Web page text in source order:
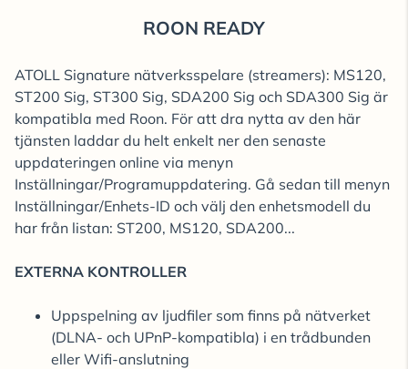
ROON READY
ATOLL Signature nätverksspelare (streamers): MS120,
ST200 Sig, ST300 Sig, SDA200 Sig och SDA300 Sig är
kompatibla med Roon. För att dra nytta av den här
tjänsten laddar du helt enkelt ner den senaste
uppdateringen online via menyn
Inställningar/Programuppdatering. Gå sedan till menyn
Inställningar/Enhets-ID och välj den enhetsmodell du
har från listan: ST200, MS120, SDA200...
EXTERNA KONTROLLER
Uppspelning av ljudfiler som finns på nätverket
(DLNA- och UPnP-kompatibla) i en trådbunden
eller Wifi-anslutning